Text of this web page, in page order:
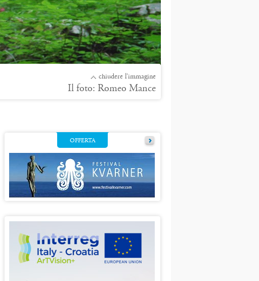
Il foto: Romeo Mance
chiudere l'immagine
OFFERTA